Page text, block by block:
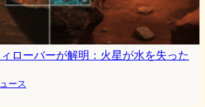
ローバーが解明：火星が水を失った
ース